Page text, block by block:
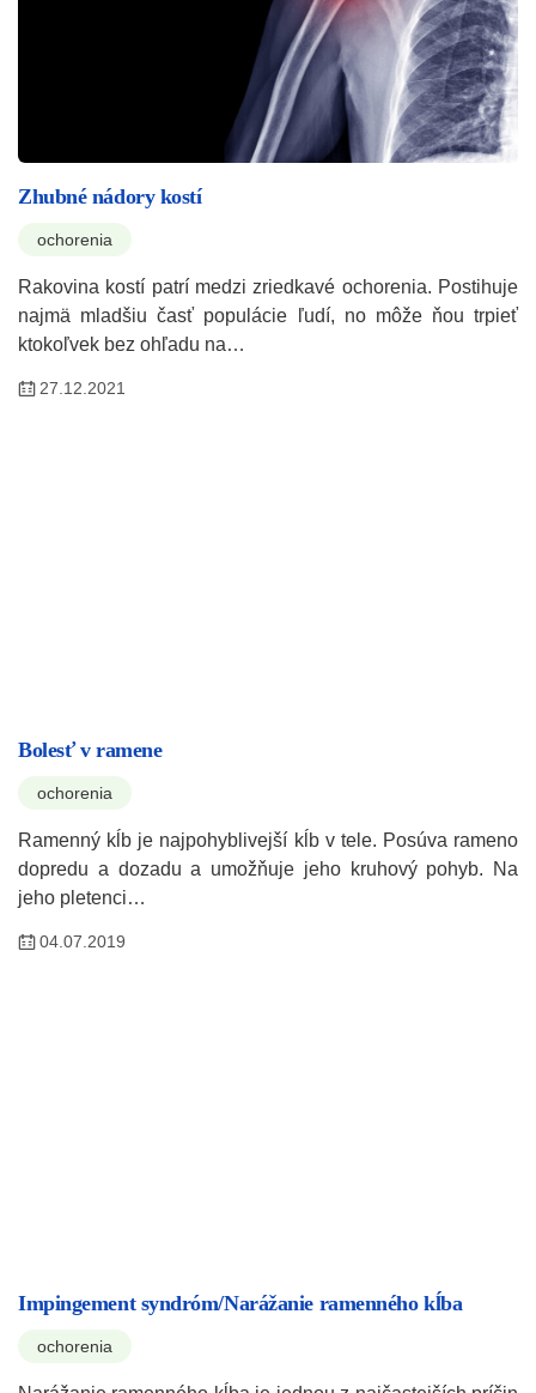
Zhubné nádory kostí
ochorenia
Rakovina kostí patrí medzi zriedkavé ochorenia. Postihuje
najmä mladšiu časť populácie ľudí, no môže ňou trpieť
ktokoľvek bez ohľadu na…
27.12.2021
Bolesť v ramene
ochorenia
Ramenný kĺb je najpohyblivejší kĺb v tele. Posúva rameno
dopredu a dozadu a umožňuje jeho kruhový pohyb. Na
jeho pletenci…
04.07.2019
Impingement syndróm/Narážanie ramenného kĺba
ochorenia